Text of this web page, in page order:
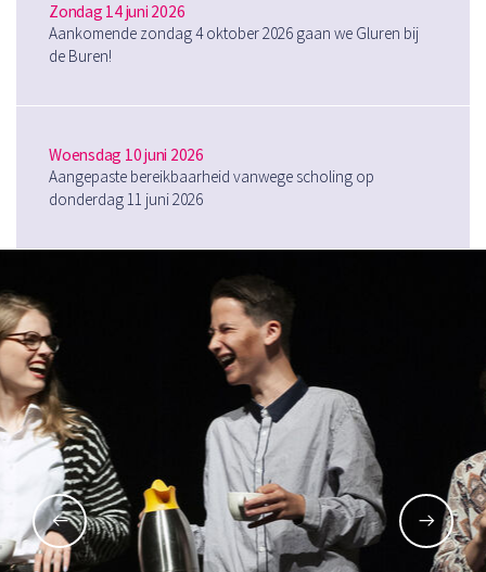
Zondag 14 juni 2026
Aankomende zondag 4 oktober 2026 gaan we Gluren bij
de Buren!
Woensdag 10 juni 2026
Aangepaste bereikbaarheid vanwege scholing op
donderdag 11 juni 2026